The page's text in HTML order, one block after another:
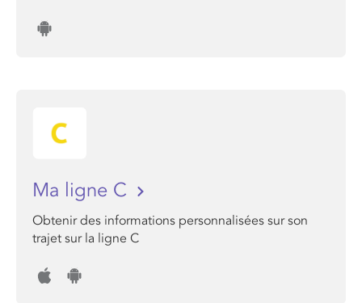
Ma ligne C
Obtenir des informations personnalisées sur son
trajet sur la ligne C